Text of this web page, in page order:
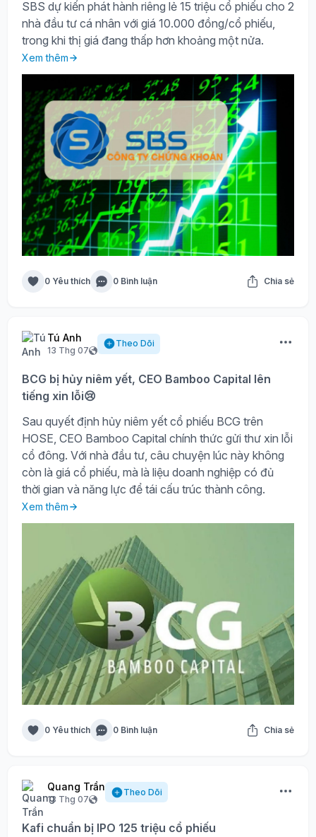
SBS dự kiến phát hành riêng lẻ 15 triệu cổ phiếu cho 2
nhà đầu tư cá nhân với giá 10.000 đồng/cổ phiếu,
trong khi thị giá đang thấp hơn khoảng một nửa.
Xem thêm
0 Yêu thích 0 Bình luận Chia sẻ
Tú Anh
13 Thg 07
Theo Dõi
BCG bị hủy niêm yết, CEO Bamboo Capital lên
tiếng xin lỗi😢
Sau quyết định hủy niêm yết cổ phiếu BCG trên
HOSE, CEO Bamboo Capital chính thức gửi thư xin lỗi
cổ đông. Với nhà đầu tư, câu chuyện lúc này không
còn là giá cổ phiếu, mà là liệu doanh nghiệp có đủ
thời gian và năng lực để tái cấu trúc thành công.
Xem thêm
0 Yêu thích 0 Bình luận Chia sẻ
Quang Trần
13 Thg 07
Theo Dõi
Kafi chuẩn bị IPO 125 triệu cổ phiếu